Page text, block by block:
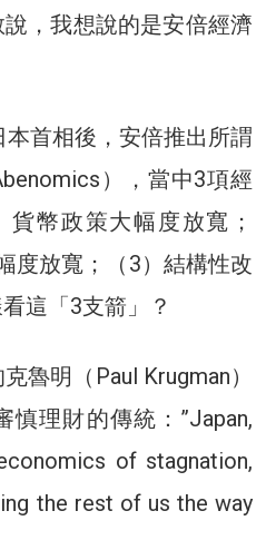
，我想說的是安倍經濟
首相後，安倍推出所謂
），當中3項經
幣政策大幅度放寬；
度放寬；（3）結構性改
這「3支箭」？
魯明（Paul Krugman）
慎理財的傳統：”Japan,
of stagnation,
the rest of us the way